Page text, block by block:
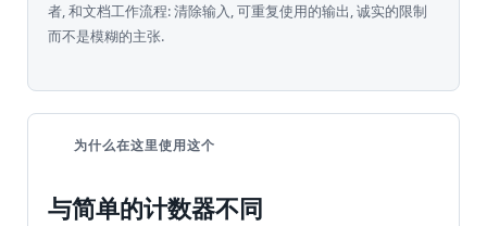
者, 和文档工作流程: 清除输入, 可重复使用的输出, 诚实的限制
而不是模糊的主张.
为什么在这里使用这个
与简单的计数器不同